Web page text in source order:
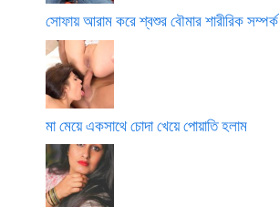
সোফায় আরাম করে শ্বশুর বৌমার শারীরিক সম্পর্ক
মা মেয়ে একসাথে চোদা খেয়ে পোয়াতি হলাম